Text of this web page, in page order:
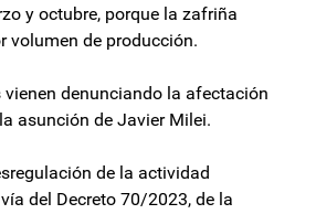
y octubre, porque la zafriña
volumen de producción.
vienen denunciando la afectación
asunción de Javier Milei.
de la actividad
del Decreto 70/2023, de la